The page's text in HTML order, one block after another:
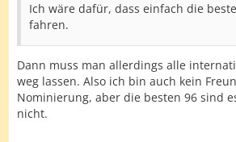
Ich wäre dafür, dass einfach die
fahren.
Dann muss man allerdings alle
weg lassen. Also ich bin auch kein
Nominierung, aber die besten 96 sind
nicht.